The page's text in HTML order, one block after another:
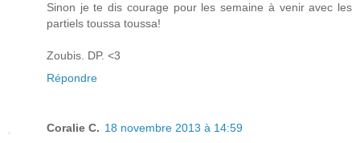
Sinon je te dis courage pour les semaine à venir avec les
partiels toussa toussa!
Zoubis. DP. <3
Répondre
Coralie C. 18 novembre 2013 à 14:59